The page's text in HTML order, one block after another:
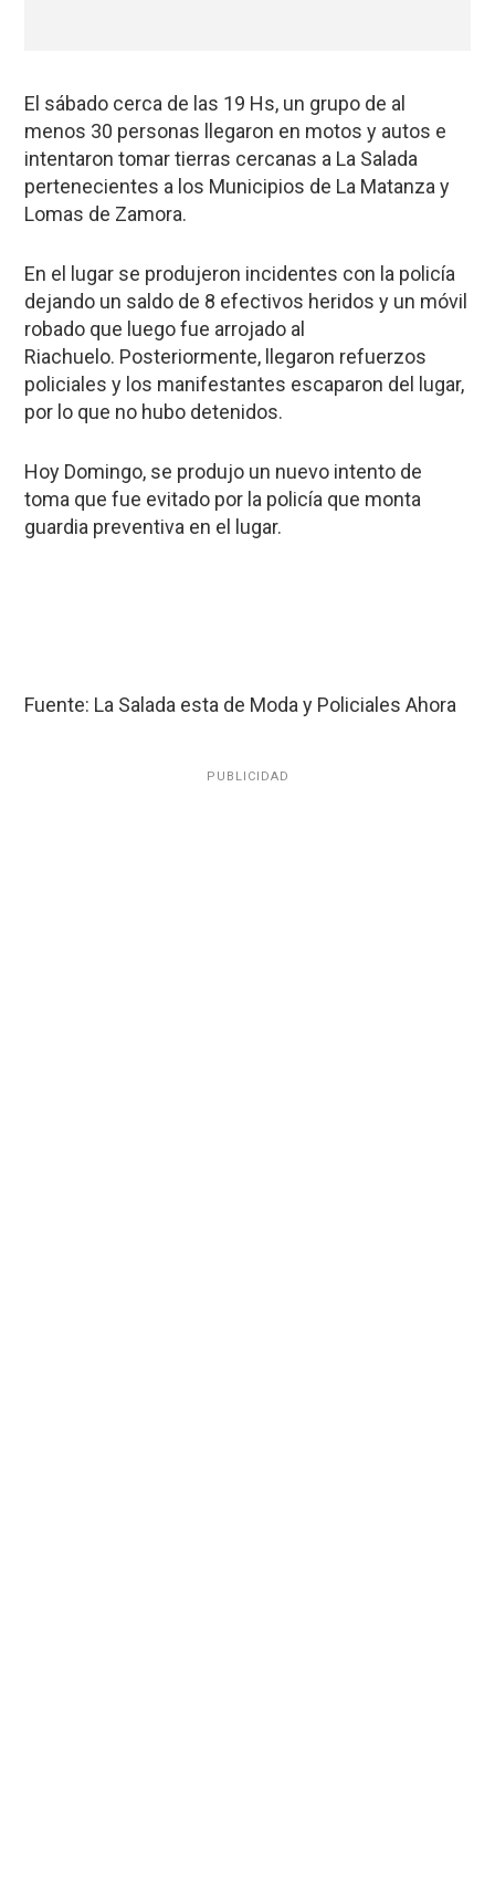
El sábado cerca de las 19 Hs, un grupo de al
menos 30 personas llegaron en motos y autos e
intentaron tomar tierras cercanas a La Salada
pertenecientes a los Municipios de La Matanza y
Lomas de Zamora.
En el lugar se produjeron incidentes con la policía
dejando un saldo de 8 efectivos heridos y un móvil
robado que luego fue arrojado al
Riachuelo. Posteriormente, llegaron refuerzos
policiales y los manifestantes escaparon del lugar,
por lo que no hubo detenidos.
Hoy Domingo, se produjo un nuevo intento de
toma que fue evitado por la policía que monta
guardia preventiva en el lugar.
Fuente: La Salada esta de Moda y Policiales Ahora
PUBLICIDAD